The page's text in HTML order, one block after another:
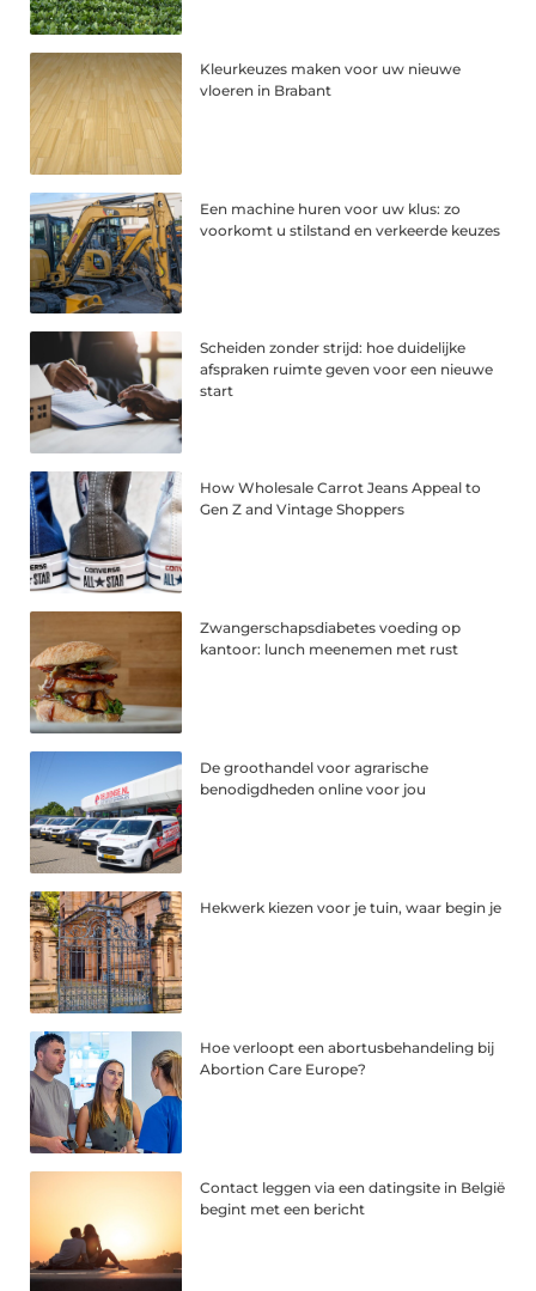
Kleurkeuzes maken voor uw nieuwe
vloeren in Brabant
Een machine huren voor uw klus: zo
voorkomt u stilstand en verkeerde keuzes
Scheiden zonder strijd: hoe duidelijke
afspraken ruimte geven voor een nieuwe
start
How Wholesale Carrot Jeans Appeal to
Gen Z and Vintage Shoppers
Zwangerschapsdiabetes voeding op
kantoor: lunch meenemen met rust
De groothandel voor agrarische
benodigdheden online voor jou
Hekwerk kiezen voor je tuin, waar begin je
Hoe verloopt een abortusbehandeling bij
Abortion Care Europe?
Contact leggen via een datingsite in België
begint met een bericht